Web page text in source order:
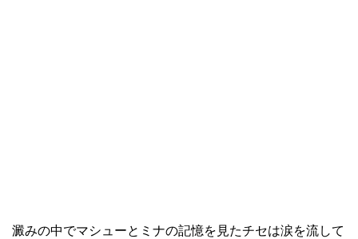
澱みの中でマシューとミナの記憶を見たチセは涙を流して